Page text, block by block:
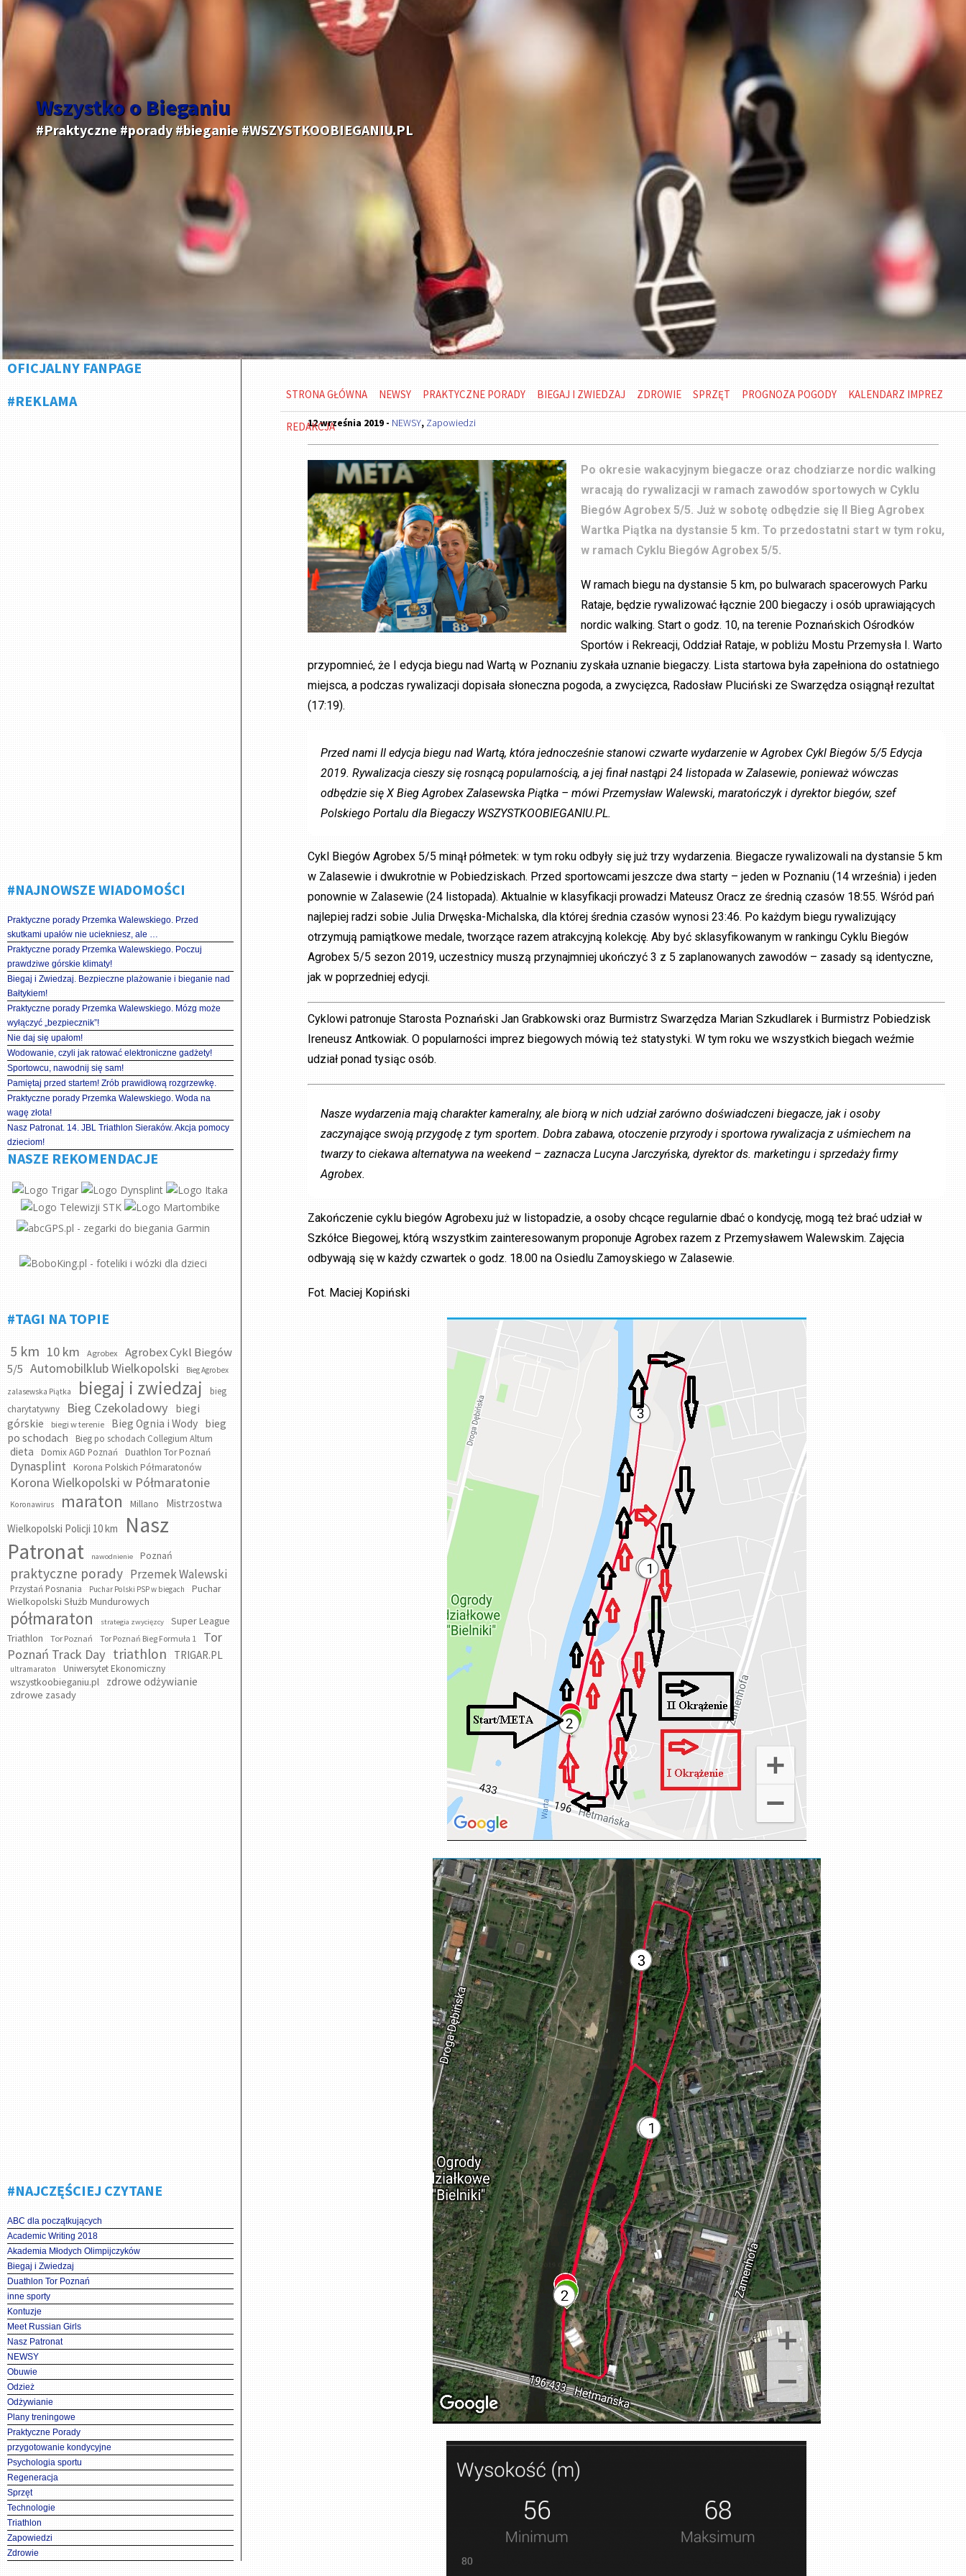
Wszystko o Bieganiu
#Praktyczne #porady #bieganie #WSZYSTKOOBIEGANIU.PL
OFICJALNY FANPAGE
#REKLAMA
#NAJNOWSZE WIADOMOŚCI
Praktyczne porady Przemka Walewskiego. Przed
skutkami upałów nie uciekniesz, ale …
Praktyczne porady Przemka Walewskiego. Poczuj
prawdziwe górskie klimaty!
Biegaj i Zwiedzaj. Bezpieczne plażowanie i bieganie nad
Bałtykiem!
Praktyczne porady Przemka Walewskiego. Mózg może
wyłączyć „bezpiecznik”!
Nie daj się upałom!
Wodowanie, czyli jak ratować elektroniczne gadżety!
Sportowcu, nawodnij się sam!
Pamiętaj przed startem! Zrób prawidłową rozgrzewkę.
Praktyczne porady Przemka Walewskiego. Woda na
wagę złota!
Nasz Patronat. 14. JBL Triathlon Sieraków. Akcja pomocy
dzieciom!
NASZE REKOMENDACJE
#TAGI NA TOPIE
5 km 10 km Agrobex
Agrobex Cykl Biegów
5/5 Automobilklub Wielkopolski Bieg Agrobex
zalasewska Piątka biegaj i zwiedzaj
bieg
charytatywny
Bieg Czekoladowy
biegi
górskie
biegi w terenie Bieg Ognia i Wody bieg
po schodach
Bieg po schodach Collegium Altum
dieta Domix AGD Poznań Duathlon Tor Poznań
Dynasplint Korona Polskich Półmaratonów
Korona Wielkopolski w Półmaratonie
Koronawirus maraton Millano
Mistrzostwa
Wielkopolski Policji 10 km
Nasz
Patronat
nawodnienie Poznań
praktyczne porady Przemek Walewski
Przystań Posnania Puchar Polski PSP w biegach
Puchar
Wielkopolski Służb Mundurowych
półmaraton strategia zwycięzcy
Super League
Triathlon
Tor Poznań Tor Poznań Bieg Formuła 1
Tor
Poznań Track Day triathlon TRIGAR.PL
ultramaraton Uniwersytet Ekonomiczny
wszystkoobieganiu.pl zdrowe odżywianie
zdrowe zasady
#NAJCZĘŚCIEJ CZYTANE
ABC dla początkujących
Academic Writing 2018
Akademia Młodych Olimpijczyków
Biegaj i Zwiedzaj
Duathlon Tor Poznań
inne sporty
Kontuzje
Meet Russian Girls
Nasz Patronat
NEWSY
Obuwie
Odzież
Odżywianie
Plany treningowe
Praktyczne Porady
przygotowanie kondycyjne
Psychologia sportu
Regeneracja
Sprzęt
Technologie
Triathlon
Zapowiedzi
Zdrowie
STRONA GŁÓWNA NEWSY PRAKTYCZNE PORADY BIEGAJ I ZWIEDZAJ ZDROWIE SPRZĘT PROGNOZA POGODY KALENDARZ IMPREZ
REDAKCJA
12 września 2019 - NEWSY, Zapowiedzi
Po okresie wakacyjnym biegacze oraz chodziarze nordic walking
wracają do rywalizacji w ramach zawodów sportowych w Cyklu
Biegów Agrobex 5/5. Już w sobotę odbędzie się II Bieg Agrobex
Wartka Piątka na dystansie 5 km. To przedostatni start w tym roku,
w ramach Cyklu Biegów Agrobex 5/5.
W ramach biegu na dystansie 5 km, po bulwarach spacerowych Parku
Rataje, będzie rywalizować łącznie 200 biegaczy i osób uprawiających
nordic walking. Start o godz. 10, na terenie Poznańskich Ośrodków
Sportów i Rekreacji, Oddział Rataje, w pobliżu Mostu Przemysła I. Warto
przypomnieć, że I edycja biegu nad Wartą w Poznaniu zyskała uznanie biegaczy. Lista startowa była zapełniona do ostatniego
miejsca, a podczas rywalizacji dopisała słoneczna pogoda, a zwycięzca, Radosław Pluciński ze Swarzędza osiągnął rezultat
(17:19).
Przed nami II edycja biegu nad Wartą, która jednocześnie stanowi czwarte wydarzenie w Agrobex Cykl Biegów 5/5 Edycja
2019. Rywalizacja cieszy się rosnącą popularnością, a jej finał nastąpi 24 listopada w Zalasewie, ponieważ wówczas
odbędzie się X Bieg Agrobex Zalasewska Piątka – mówi Przemysław Walewski, maratończyk i dyrektor biegów, szef
Polskiego Portalu dla Biegaczy WSZYSTKOOBIEGANIU.PL.
Cykl Biegów Agrobex 5/5 minął półmetek: w tym roku odbyły się już trzy wydarzenia. Biegacze rywalizowali na dystansie 5 km
w Zalasewie i dwukrotnie w Pobiedziskach. Przed sportowcami jeszcze dwa starty – jeden w Poznaniu (14 września) i jeden
ponownie w Zalasewie (24 listopada). Aktualnie w klasyfikacji prowadzi Mateusz Oracz ze średnią czasów 18:55. Wśród pań
najlepiej radzi sobie Julia Drwęska-Michalska, dla której średnia czasów wynosi 23:46. Po każdym biegu rywalizujący
otrzymują pamiątkowe medale, tworzące razem atrakcyjną kolekcję. Aby być sklasyfikowanym w rankingu Cyklu Biegów
Agrobex 5/5 sezon 2019, uczestnicy muszą przynajmniej ukończyć 3 z 5 zaplanowanych zawodów – zasady są identyczne,
jak w poprzedniej edycji.
Cyklowi patronuje Starosta Poznański Jan Grabkowski oraz Burmistrz Swarzędza Marian Szkudlarek i Burmistrz Pobiedzisk
Ireneusz Antkowiak. O popularności imprez biegowych mówią też statystyki. W tym roku we wszystkich biegach weźmie
udział ponad tysiąc osób.
Nasze wydarzenia mają charakter kameralny, ale biorą w nich udział zarówno doświadczeni biegacze, jak i osoby
zaczynające swoją przygodę z tym sportem. Dobra zabawa, otoczenie przyrody i sportowa rywalizacja z uśmiechem na
twarzy to ciekawa alternatywa na weekend – zaznacza Lucyna Jarczyńska, dyrektor ds. marketingu i sprzedaży firmy
Agrobex.
Zakończenie cyklu biegów Agrobexu już w listopadzie, a osoby chcące regularnie dbać o kondycję, mogą też brać udział w
Szkółce Biegowej, którą wszystkim zainteresowanym proponuje Agrobex razem z Przemysławem Walewskim. Zajęcia
odbywają się w każdy czwartek o godz. 18.00 na Osiedlu Zamoyskiego w Zalasewie.
Fot. Maciej Kopiński